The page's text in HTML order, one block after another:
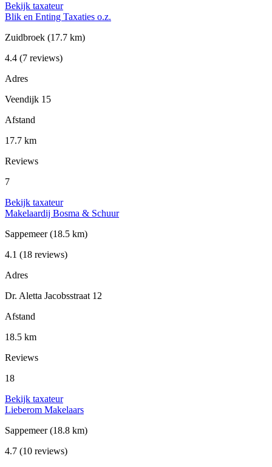
Bekijk taxateur
Blik en Enting Taxaties o.z.
Zuidbroek (17.7 km)
4.4 (7 reviews)
Adres
Veendijk 15
Afstand
17.7 km
Reviews
7
Bekijk taxateur
Makelaardij Bosma & Schuur
Sappemeer(18.5 km)
4.1 (18 reviews)
Adres
Dr. Aletta Jacobsstraat 12
Afstand
18.5 km
Reviews
18
Bekijk taxateur
Lieberom Makelaars
Sappemeer(18.8 km)
4.7 (10 reviews)